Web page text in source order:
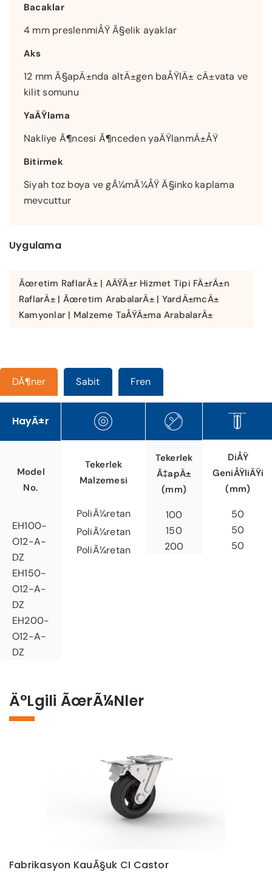
Bacaklar
4 mm preslenmiÅŸ Ã§elik ayaklar
Aks
12 mm Ã§apÄ±nda altÄ±gen baÅŸlÄ± cÄ±vata ve
kilit somunu
YaÄŸlama
Nakliye Ã¶ncesi Ã¶nceden yaÄŸlanmÄ±ÅŸ
Bitirmek
Siyah toz boya ve gÃ¼mÃ¼ÅŸ Ã§inko kaplama
mevcuttur
Uygulama
Ãœretim RaflarÄ± | AÄŸÄ±r Hizmet Tipi FÄ±rÄ±n
RaflarÄ± | Ãœretim ArabalarÄ± | YardÄ±mcÄ±
Kamyonlar | Malzeme TaÅŸÄ±ma ArabalarÄ±
DÃ¶ner Sabit Fren
HayÄ±r
Model
No.
EH100-
O12-A-
DZ
EH150-
O12-A-
DZ
EH200-
O12-A-
DZ
Tekerlek
Malzemesi
PoliÃ¼retan
PoliÃ¼retan
PoliÃ¼retan
Tekerlek
Ã‡apÄ±
(mm)
100
150
200
DiÅŸ
GeniÅŸliÄŸi
(mm)
50
50
50
Ä°lgili ÃœrÃ¼nler
Fabrikasyon KauÃ§uk CI Castor